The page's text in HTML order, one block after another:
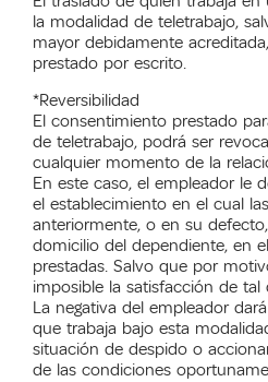
la modalidad de teletrabajo,
mayor debidamente
prestado por escrito.
*Reversibilidad
El consentimiento prestado
de teletrabajo, podrá ser
cualquier momento de la
En este caso, el empleador le
el establecimiento en el cual
anteriormente, o en su
domicilio del dependiente, en
prestadas. Salvo que por
imposible la satisfacción de tal
La negativa del empleador
que trabaja bajo esta
situación de despido o
de las condiciones